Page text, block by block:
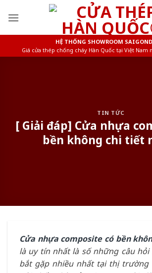
HỆ THỐNG SHOWROOM
Giá cửa thép chống cháy Hàn Quốc tại Việt Nam
TIN TỨC
[ Giải đáp] Cửa nhựa
bền không chi tiết
Cửa nhựa composite có bền
là uy tín nhất là số những câu
bắt gặp nhiều nhất tại thị